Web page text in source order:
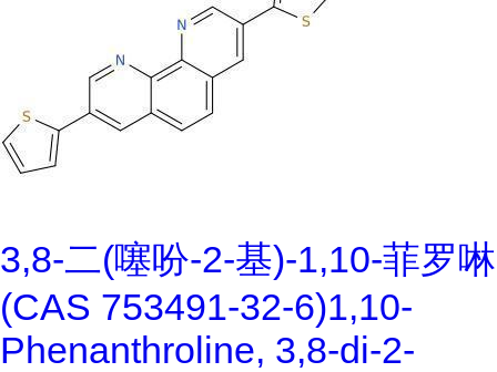
3,8-二(噻吩-2-基)-1,10-菲罗啉
(CAS 753491-32-6)1,10-
Phenanthroline, 3,8-di-2-